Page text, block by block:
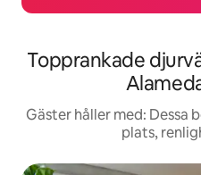
Topprankade
Gäster håller med: Dessa
plats,